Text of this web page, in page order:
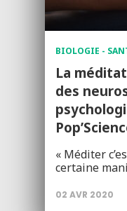
BIOLOGIE -
La
des
« Méditer
certaine
02 AVR 2020